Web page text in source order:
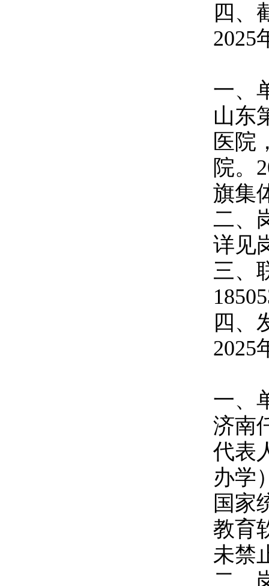
四、
2025
一、
山东
医院
院。
旗集
二、
详见
三、
四、
2025
一、
济南
代表
办学
国家
教育
未禁
二、